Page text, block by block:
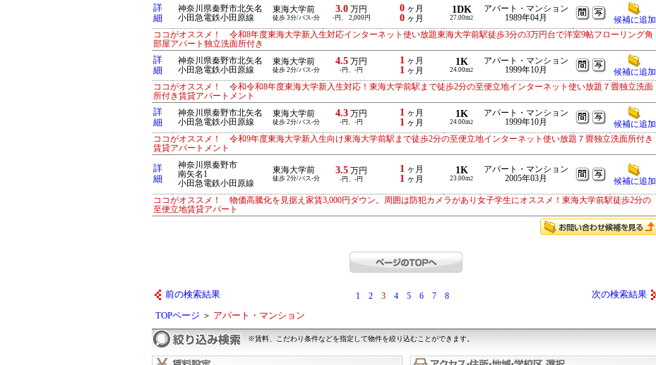
詳
細
神奈川県秦野市北矢名
小田急電鉄小田原線
東海大学前
徒歩 3分/バス-分
3.0 万円
-円、 2,000円
0 ヶ月
0 ヶ月
1DK
27.00m2
アパート・マンション
1989年04月
候補に追加
ココがオススメ！ 令和8年度東海大学新入生対応インターネット使い放題東海大学前駅徒歩3分の3万円台で洋室9帖フローリング角
部屋アパート独立洗面所付き
詳
細
神奈川県秦野市北矢名
小田急電鉄小田原線
東海大学前
徒歩 2分/バス-分
4.5 万円
-円、-円
1 ヶ月
1 ヶ月
1K
24.00m2
アパート・マンション
1999年10月
候補に追加
ココがオススメ！ 令和令和8年度東海大学新入生対応！東海大学前駅まで徒歩2分の至便立地インターネット使い放題７畳独立洗面
所付き賃貸アパートメント
詳
細
神奈川県秦野市北矢名
小田急電鉄小田原線
東海大学前
徒歩 2分/バス-分
4.3 万円
-円、-円
1 ヶ月
1 ヶ月
1K
24.00m2
アパート・マンション
1999年10月
候補に追加
ココがオススメ！ 令和9年度東海大学新入生向け東海大学前駅まで徒歩2分の至便立地インターネット使い放題７畳独立洗面所付き
賃貸アパートメント
詳
細
神奈川県秦野市
南矢名1
小田急電鉄小田原線
東海大学前
徒歩 2分/バス-分
3.5 万円
-円、-円
1 ヶ月
1 ヶ月
1K
23.00m2
アパート・マンション
2005年03月
候補に追加
ココがオススメ！ 物価高騰化を見据え家賃3,000円ダウン。周囲は防犯カメラがあり女子学生にオススメ！東海大学前駅徒歩2分の
至便立地賃貸アパート
前の検索結果 1 2 3 4 5 6 7 8 次の検索結果
TOPページ ＞ アパート・マンション
※賃料、こだわり条件などを指定して物件を絞り込むことができます。